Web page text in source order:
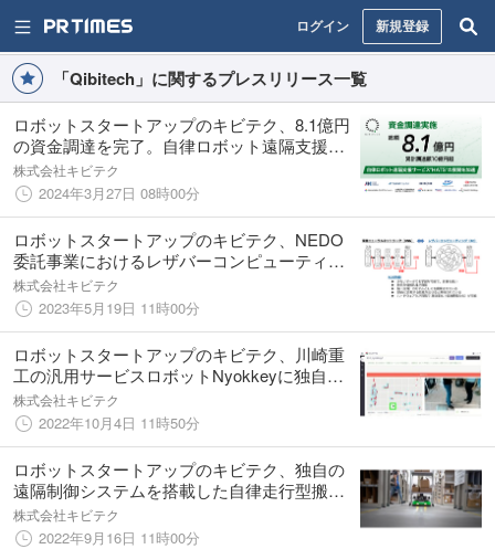
ログイン 新規登録
「Qibitech」に関するプレスリリース一覧
ロボットスタートアップのキビテク、8.1億円
の資金調達を完了。自律ロボット遠隔支援サ
ービス”HATS”の展開を加速
株式会社キビテク
2024年3月27日 08時00分
ロボットスタートアップのキビテク、NEDO
委託事業におけるレザバーコンピューティン
グ技術の実証実験および事業化推進として参
画
株式会社キビテク
2023年5月19日 11時00分
ロボットスタートアップのキビテク、川崎重
工の汎用サービスロボットNyokkeyに独自の
ロボット遠隔制御サービスHATS（ハッツ）を
搭載し、実証実験を行いました
株式会社キビテク
2022年10月4日 11時50分
ロボットスタートアップのキビテク、独自の
遠隔制御システムを搭載した自律走行型搬送
ロボットによる新しい搬送サービス「HATSキ
ャリー」の販売を開始
株式会社キビテク
2022年9月16日 11時00分